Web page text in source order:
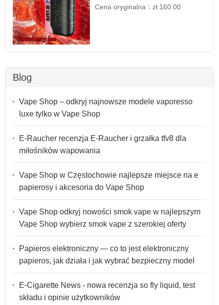
Cena oryginalna：zł 160.00
Blog
Vape Shop – odkryj najnowsze modele vaporesso
luxe tylko w Vape Shop
E-Raucher recenzja E-Raucher i grzałka tfv8 dla
miłośników wapowania
Vape Shop w Częstochowie najlepsze miejsce na e
papierosy i akcesoria do Vape Shop
Vape Shop odkryj nowości smok vape w najlepszym
Vape Shop wybierz smok vape z szerokiej oferty
Papieros elektroniczny — co to jest elektroniczny
papieros, jak działa i jak wybrać bezpieczny model
E-Cigarette News - nowa recenzja so fly liquid, test
składu i opinie użytkowników